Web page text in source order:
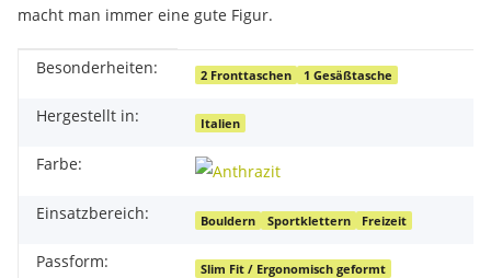
macht man immer eine gute Figur.
Produkteigenschaft
Wert
Besonderheiten: 2 Fronttaschen 1 Gesäßtasche
Hergestellt in: Italien
Farbe:
Einsatzbereich: Bouldern Sportklettern Freizeit
Passform: Slim Fit / Ergonomisch geformt